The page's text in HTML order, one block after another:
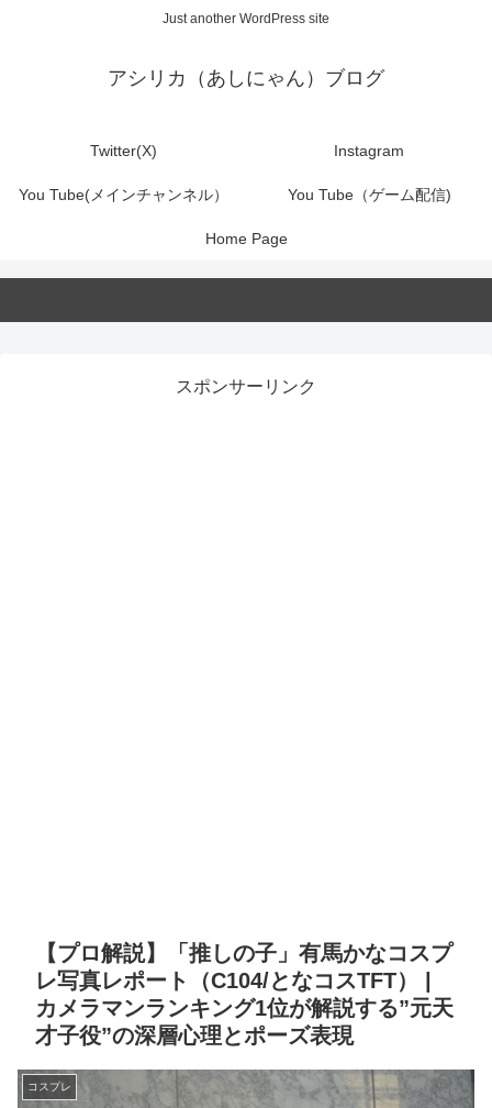
Just another WordPress site
アシリカ（あしにゃん）ブログ
Twitter(X) Instagram
You Tube(メインチャンネル） You Tube（ゲーム配信)
Home Page
スポンサーリンク
【プロ解説】「推しの子」有馬かなコスプ
レ写真レポート（C104/となコスTFT） |
カメラマンランキング1位が解説する”元天
才子役”の深層心理とポーズ表現
コスプレ